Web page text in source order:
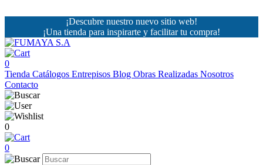
¡Descubre nuestro nuevo sitio web!
¡Una tienda para inspirarte y facilitar tu compra!
0
Tienda Catálogos Entrepisos Blog Obras Realizadas Nosotros
Contacto
0
0